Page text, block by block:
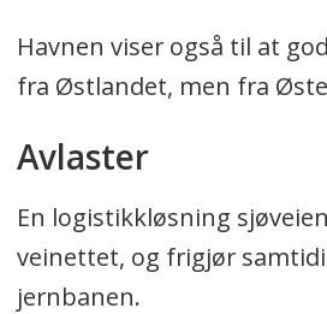
Havnen viser også til at
fra Østlandet, men fra
Avlaster
En logistikkløsning
veinettet, og frigjør
jernbanen.